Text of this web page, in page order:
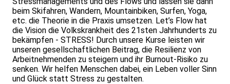
beim Skifahren, Wandern, Mountainbiken, Surfen, Yoga,
etc. die Theorie in die Praxis umsetzen. Let’s Flow hat
die Vision die Volkskrankheit des 21sten Jahrhunderts zu
bekämpfen - STRESS! Durch unsere Kurse leisten wir
unseren gesellschaftlichen Beitrag, die Resilienz von
Arbeitnehmenden zu steigern und ihr Burnout-Risiko zu
senken. Wir helfen Menschen dabei, ein Leben voller Sinn
und Glück statt Stress zu gestalten.